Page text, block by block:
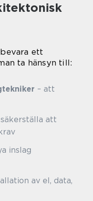
ett
ta hänsyn till:
– att
att
inslag
av el, data,